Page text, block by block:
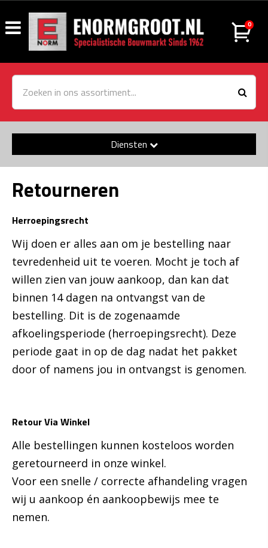
0
Diensten
Retourneren
Herroepingsrecht
Wij doen er alles aan om je bestelling naar
tevredenheid uit te voeren. Mocht je toch af
willen zien van jouw aankoop, dan kan dat
binnen 14 dagen na ontvangst van de
bestelling. Dit is de zogenaamde
afkoelingsperiode (herroepingsrecht). Deze
periode gaat in op de dag nadat het pakket
door of namens jou in ontvangst is genomen.
Retour Via Winkel
Alle bestellingen kunnen kosteloos worden
geretourneerd in onze winkel.
Voor een snelle / correcte afhandeling vragen
wij u aankoop én aankoopbewijs mee te
nemen.